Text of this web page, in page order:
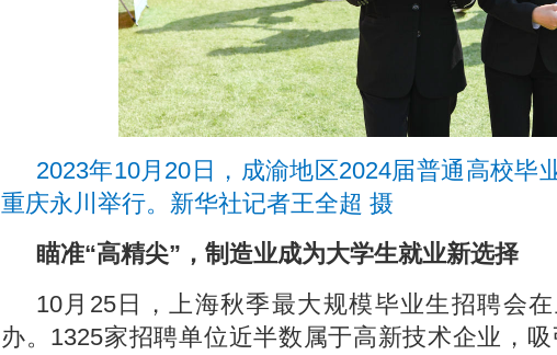
2023年10月20日，成渝地区2024届普通高校毕
重庆永川举行。新华社记者王全超 摄
瞄准“高精尖”，制造业成为大学生就业新选择
10月25日，上海秋季最大规模毕业生招聘会
办。1325家招聘单位近半数属于高新技术企业，